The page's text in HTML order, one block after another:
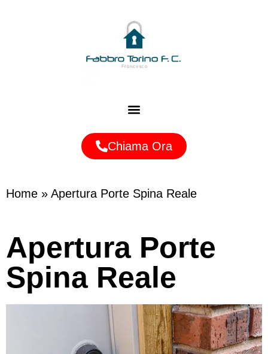
Chiama Ora
Home » Apertura Porte Spina Reale
Apertura Porte
Spina Reale